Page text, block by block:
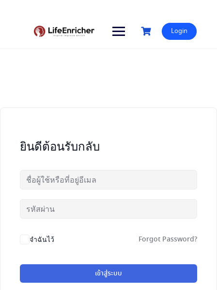
Login
ยินดีต้อนรับกลับ
จำฉันไว้ Forgot Password?
เข้าสู่ระบบ